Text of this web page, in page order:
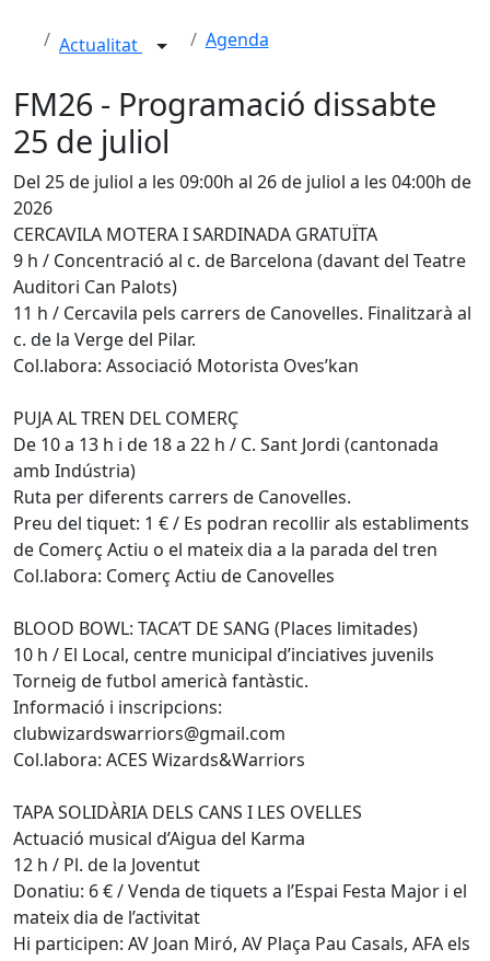
Actualitat Agenda
FM26 - Programació dissabte
25 de juliol
Del 25 de juliol a les 09:00h al 26 de juliol a les 04:00h de
2026
CERCAVILA MOTERA I SARDINADA GRATUÏTA
9 h / Concentració al c. de Barcelona (davant del Teatre
Auditori Can Palots)
11 h / Cercavila pels carrers de Canovelles. Finalitzarà al
c. de la Verge del Pilar.
Col.labora: Associació Motorista Oves’kan
PUJA AL TREN DEL COMERÇ
De 10 a 13 h i de 18 a 22 h / C. Sant Jordi (cantonada
amb Indústria)
Ruta per diferents carrers de Canovelles.
Preu del tiquet: 1 € / Es podran recollir als establiments
de Comerç Actiu o el mateix dia a la parada del tren
Col.labora: Comerç Actiu de Canovelles
BLOOD BOWL: TACA’T DE SANG (Places limitades)
10 h / El Local, centre municipal d’inciatives juvenils
Torneig de futbol americà fantàstic.
Informació i inscripcions:
clubwizardswarriors@gmail.com
Col.labora: ACES Wizards&Warriors
TAPA SOLIDÀRIA DELS CANS I LES OVELLES
Actuació musical d’Aigua del Karma
12 h / Pl. de la Joventut
Donatiu: 6 € / Venda de tiquets a l’Espai Festa Major i el
mateix dia de l’activitat
Hi participen: AV Joan Miró, AV Plaça Pau Casals, AFA els